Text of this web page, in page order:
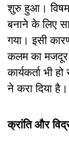
शुरु हुआ।
बनाने के लिए
गया। इसी
कलम का मजदूर
कार्यकर्ता भी
ने करा दिया है।
क्रांति और